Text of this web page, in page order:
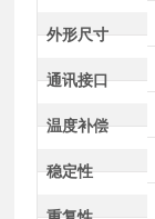
外形尺寸
通讯接口
温度补偿
稳定性